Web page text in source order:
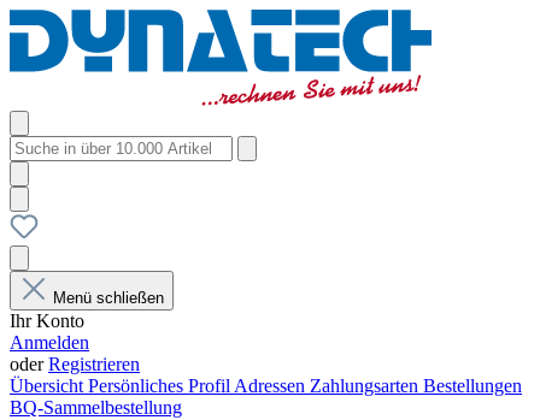
Menü schließen
Ihr Konto
Anmelden
oderRegistrieren
Übersicht Persönliches Profil Adressen Zahlungsarten Bestellungen
BQ-Sammelbestellung